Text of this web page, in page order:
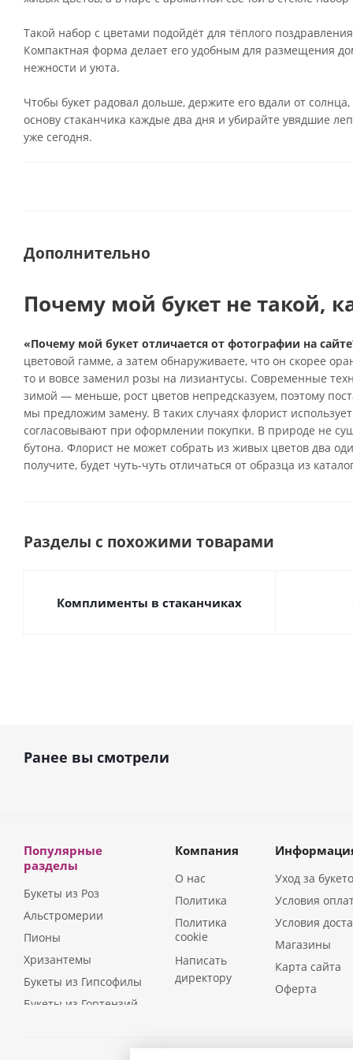
Такой набор с цветами подойдёт для тёплого
Компактная форма делает его удобным для размещения
нежности и уюта.
Чтобы букет радовал дольше, держите его вдали от
основу стаканчика каждые два дня и убирайте увядшие
уже сегодня.
Дополнительно
Почему мой букет не такой,
«Почему мой букет отличается от фотографии на
цветовой гамме, а затем обнаруживаете, что он скорее
то и вовсе заменил розы на лизиантусы. Современные
зимой — меньше, рост цветов непредсказуем, поэтому
мы предложим замену. В таких случаях флорист
согласовывают при оформлении покупки. В природе не
бутона. Флорист не может собрать из живых цветов два
получите, будет чуть-чуть отличаться от образца из
Разделы с похожими товарами
Комплименты в стаканчиках
Ранее вы смотрели
Популярные
разделы
Букеты из Роз
Альстромерии
Пионы
Хризантемы
Букеты из Гипсофилы
Букеты из Гортензий
Компания
О нас
Политика
Политика
cookie
Написать
директору
Уход за
Условия
Условия
Магазины
Карта сайта
Оферта